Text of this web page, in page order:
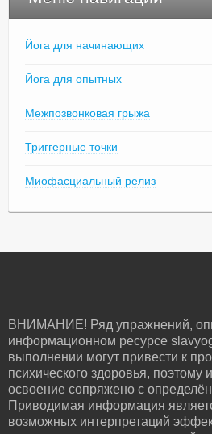
Йога для начинающих
Йога для опытных
Межпозвонковая грыжа
Триггерные точки
Миофасциальный релиз
ВНИМАНИЕ! Ряд упражнений,
информационном ресурсе
выполнении могут привести к
психического здоровья, поэтому
освоение сопряжено с
Приводимая информация
возможных интерпретаций